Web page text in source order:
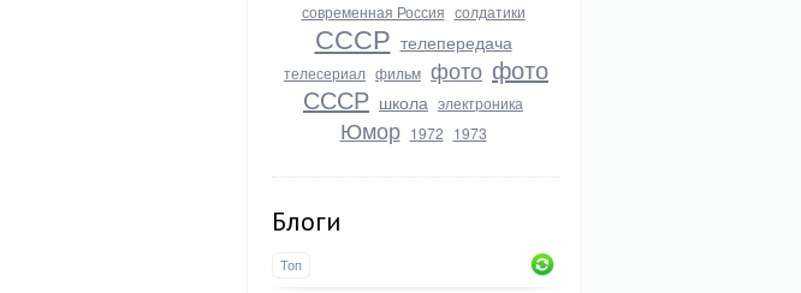
современная Россия солдатики
СССР телепередача
телесериал фильм фото фото
СССР школа электроника
Юмор 1972 1973
Блоги
Топ